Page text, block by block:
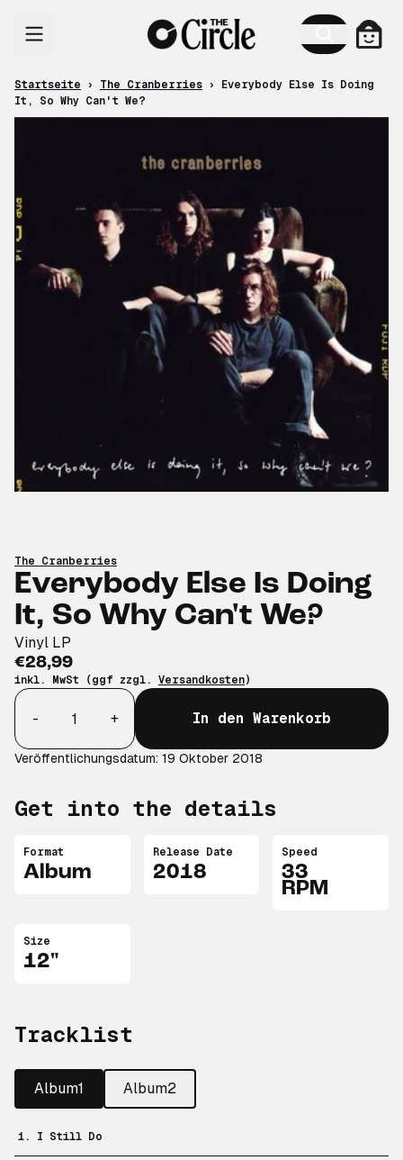
Startseite › The Cranberries ›
Everybody Else Is Doing
It, So Why Can't We?
The Cranberries
Everybody Else Is Doing
It, So Why Can't We?
Vinyl LP
€28,99
inkl. MwSt (ggf zzgl. Versandkosten)
Anzahl
-
+ In den Warenkorb
Veröffentlichungsdatum: 19 Oktober 2018
Get into the details
Format
Album
Release Date
2018
Speed
33
RPM
Size
12"
Tracklist
Album1 Album2
1. I Still Do